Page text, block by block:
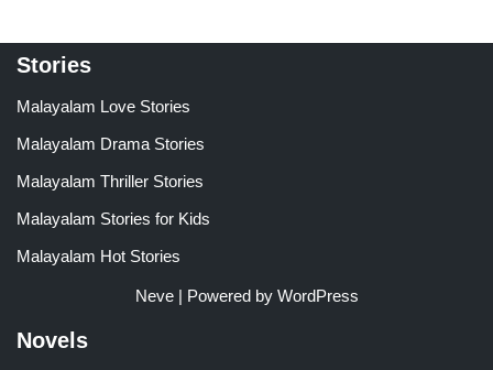
Stories
Malayalam Love Stories
Malayalam Drama Stories
Malayalam Thriller Stories
Malayalam Stories for Kids
Malayalam Hot Stories
Neve| Powered by WordPress
Novels